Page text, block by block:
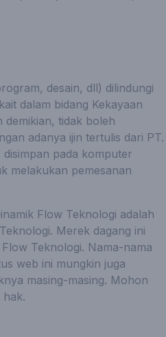
desain, dll) dilindungi
dalam bidang Kekayaan
tidak boleh
adanya ijin tertulis dari PT.
pada komputer
melakukan pemesanan
Flow Teknologi adalah
Merek dagang ini
Teknologi. Nama-nama
web ini mungkin juga
masing-masing. Mohon
hak.